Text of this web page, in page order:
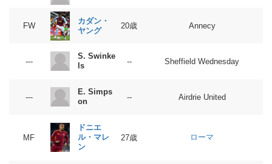
FW
カダン・
ヤング
20歳 Annecy
---
S. Swinke
ls
-- Sheffield Wednesday
---
E. Simps
on
-- Airdrie United
MF
ドニエ
ル・マレ
ン
27歳 ローマ